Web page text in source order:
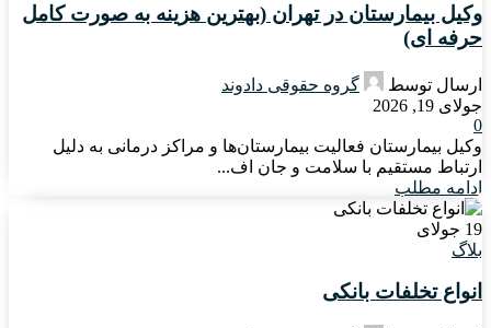
وکیل بیمارستان در تهران (بهترین هزینه به صورت کامل
حرفه ای)
ارسال توسط
گروه حقوقی دادوند
جولای 19, 2026
0
وکیل بیمارستان فعالیت بیمارستان‌ها و مراکز درمانی به دلیل
ارتباط مستقیم با سلامت و جان اف...
ادامه مطلب
19 جولای
بلاگ
انواع تخلفات بانکی